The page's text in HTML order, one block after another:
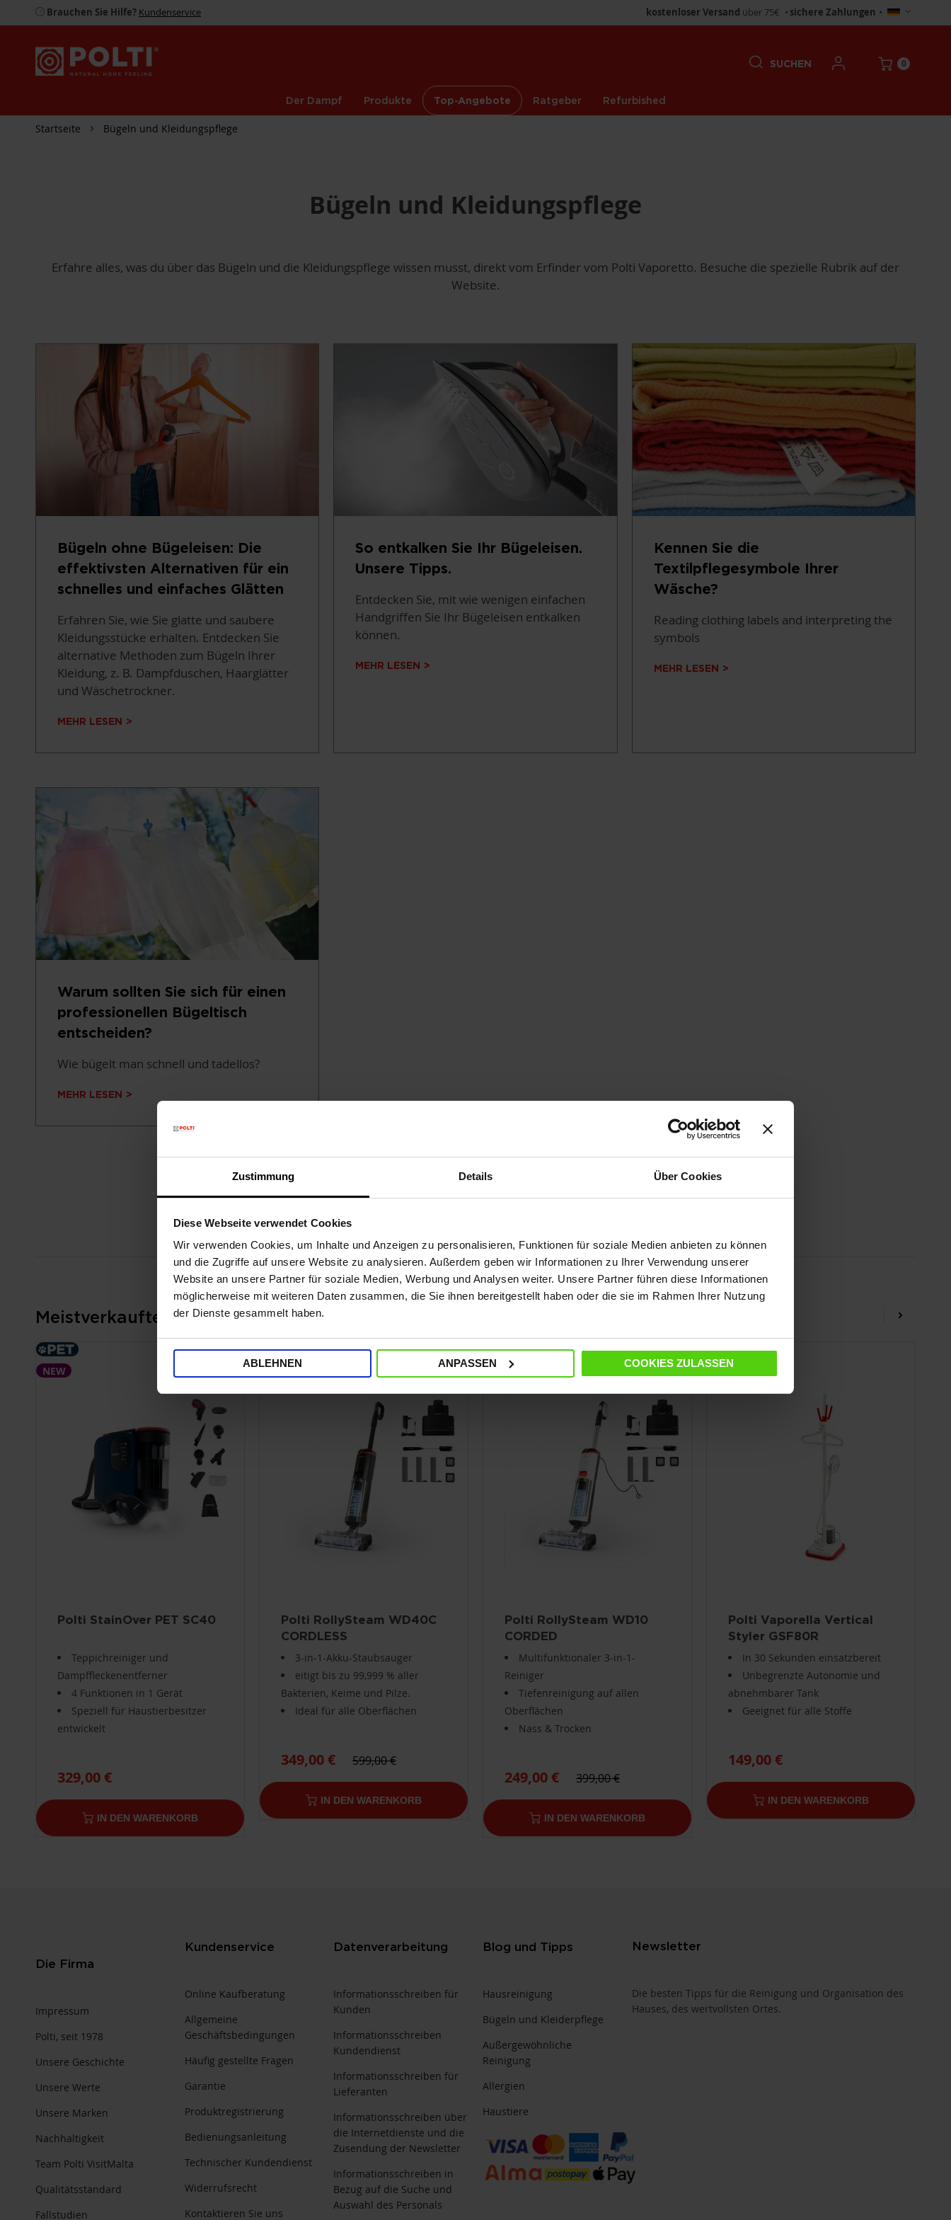
Zustimmung Details Über Cookies
Diese Webseite verwendet Cookies
Wir verwenden Cookies, um Inhalte und Anzeigen zu personalisieren, Funktionen für soziale Medien anbieten zu können
und die Zugriffe auf unsere Website zu analysieren. Außerdem geben wir Informationen zu Ihrer Verwendung unserer
Website an unsere Partner für soziale Medien, Werbung und Analysen weiter. Unsere Partner führen diese Informationen
möglicherweise mit weiteren Daten zusammen, die Sie ihnen bereitgestellt haben oder die sie im Rahmen Ihrer Nutzung
der Dienste gesammelt haben.
ABLEHNEN ANPASSEN COOKIES ZULASSEN
Brauchen Sie Hilfe? Kundenservice kostenloser Versand über 75€ • sichere Zahlungen • Store
wählen
Der Dampf Produkte Top-Angebote Ratgeber Refurbished
SUCHEN 0
Startseite Bügeln und Kleidungspflege
Bügeln und Kleidungspflege
Erfahre alles, was du über das Bügeln und die Kleidungspflege wissen musst, direkt vom Erfinder vom Polti Vaporetto. Besuche die spezielle Rubrik auf der
Website.
Bügeln ohne Bügeleisen: Die
effektivsten Alternativen für ein
schnelles und einfaches Glätten
Erfahren Sie, wie Sie glatte und saubere
Kleidungsstücke erhalten. Entdecken Sie
alternative Methoden zum Bügeln Ihrer
Kleidung, z. B. Dampfduschen, Haarglätter
und Wäschetrockner.
MEHR LESEN
So entkalken Sie Ihr Bügeleisen.
Unsere Tipps.
Entdecken Sie, mit wie wenigen einfachen
Handgriffen Sie Ihr Bügeleisen entkalken
können.
MEHR LESEN
Kennen Sie die
Textilpflegesymbole Ihrer
Wäsche?
Reading clothing labels and interpreting the
symbols
MEHR LESEN
Warum sollten Sie sich für einen
professionellen Bügeltisch
entscheiden?
Wie bügelt man schnell und tadellos?
MEHR LESEN
4 Artikel
Meistverkaufte Produkte
NEW
Polti StainOver PET SC40
Teppichreiniger und
Dampffleckenentferner
4 Funktionen in 1 Gerät
Speziell für Haustierbesitzer
entwickelt
329,00 €
IN DEN WARENKORB
NEW
ANGEBOTE
Polti RollySteam WD40C
CORDLESS
3-in-1-Akku-Staubsauger
eitigt bis zu 99,999 % aller
Bakterien, Keime und Pilze.
Ideal für alle Oberflächen
349,00 € 599,00 €
IN DEN WARENKORB
NEW
ANGEBOTE
Polti RollySteam WD10
CORDED
Multifunktionaler 3-in-1-
Reiniger
Tiefenreinigung auf allen
Oberflächen
Nass & Trocken
249,00 € 399,00 €
IN DEN WARENKORB
NEW
Polti Vaporella Vertical
Styler GSF80R
In 30 Sekunden einsatzbereit
Unbegrenzte Autonomie und
abnehmbarer Tank
Geeignet für alle Stoffe
149,00 €
IN DEN WARENKORB
Die Firma
Impressum
Polti, seit 1978
Unsere Geschichte
Unsere Werte
Unsere Marken
Nachhaltigkeit
Team Polti VisitMalta
Qualitätsstandard
Fallstudien
Kundenservice
Online Kaufberatung
Allgemeine
Geschäftsbedingungen
Häufig gestellte Fragen
Garantie
Produktregistrierung
Bedienungsanleitung
Technischer Kundendienst
Widerrufsrecht
Kontaktieren Sie uns
Datenverarbeitung
Informationsschreiben für
Kunden
Informationsschreiben
Kundendienst
Informationsschreiben für
Lieferanten
Informationsschreiben über
die Internetdienste und die
Zusendung der Newsletter
Informationsschreiben in
Bezug auf die Suche und
Auswahl des Personals
Blog und Tipps
Hausreinigung
Bügeln und Kleiderpflege
Außergewöhnliche
Reinigung
Allergien
Haustiere
Newsletter
Die besten Tipps für die Reinigung und Organisation des
Hauses, des wertvollsten Ortes.